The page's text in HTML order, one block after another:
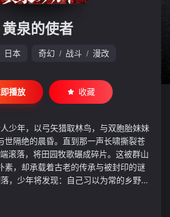
黄泉的使者
日本 奇幻 / 战斗 / 漫改
播放 收藏
少年，以弓矢猎取林鸟，与双胞胎妹妹
世隔绝的晨昏。直到那一声长啸撕裂苍
滚落，将田园牧歌碾成碎片。这被群山
素，却承载着古老的传承与被封印的谜
，少年将发现：自己习以为常的乡野，